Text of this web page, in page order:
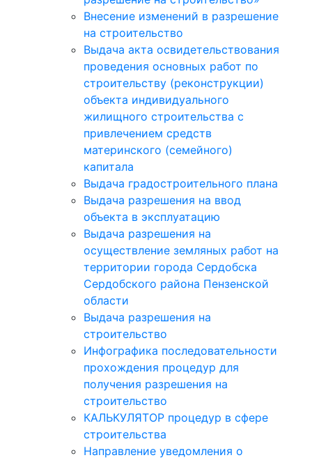
Внесение изменений в разрешение
на строительство
Выдача акта освидетельствования
проведения основных работ по
строительству (реконструкции)
объекта индивидуального
жилищного строительства с
привлечением средств
материнского (семейного)
капитала
Выдача градостроительного плана
Выдача разрешения на ввод
объекта в эксплуатацию
Выдача разрешения на
осуществление земляных работ на
территории города Сердобска
Сердобского района Пензенской
области
Выдача разрешения на
строительство
Инфографика последовательности
прохождения процедур для
получения разрешения на
строительство
КАЛЬКУЛЯТОР процедур в сфере
строительства
Направление уведомления о